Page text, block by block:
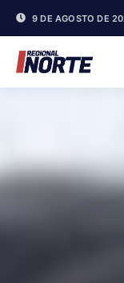
9 DE AGOSTO DE